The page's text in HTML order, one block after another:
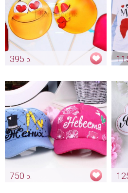
395 р.
Арт: fot_0135
750 р.